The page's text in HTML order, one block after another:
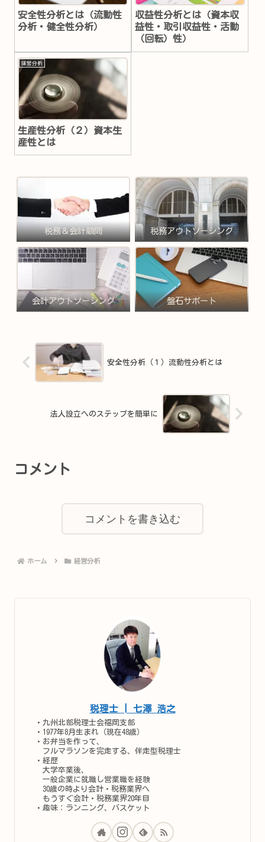
安全性分析とは（流動性
分析・健全性分析）
収益性分析とは（資本収
益性・取引収益性・活動
（回転）性）
経営分析
生産性分析（２）資本生
産性とは
税務＆会計顧問 税務アウトソーシング
会計アウトソーシング 盤石サポート
安全性分析（１）流動性分析とは
法人設立へのステップを簡単に
コメント
コメントを書き込む
ホーム 経営分析
税理士 | 七澤 浩之
・九州北部税理士会福岡支部
・1977年8月生まれ（現在48歳）
・お弁当を作って、
フルマラソンを完走する、伴走型税理士
・経歴
大学卒業後、
一般企業に就職し営業職を経験
30歳の時より会計・税務業界へ
もうすぐ会計・税務業界20年目
・趣味：ランニング、バスケット